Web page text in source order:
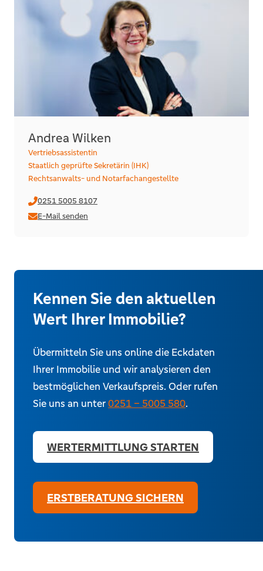
Andrea Wilken
Vertriebsassistentin
Staatlich geprüfte Sekretärin (IHK)
Rechtsanwalts- und Notarfachangestellte
0251 5005 8107
E-Mail senden
Kennen Sie den aktuellen
Wert Ihrer Immobilie?
Übermitteln Sie uns online die Eckdaten
Ihrer Immobilie und wir analysieren den
bestmöglichen Verkaufspreis. Oder rufen
Sie uns an unter0251 – 5005 580.
WERTERMITTLUNG STARTEN
ERSTBERATUNG SICHERN